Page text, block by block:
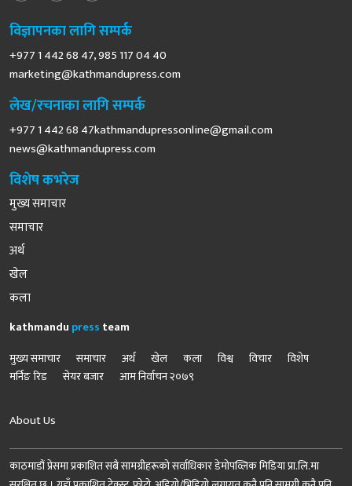
विज्ञापनका लागि सम्पर्क
+977 1 442 68 47, 985 117 04 40
marketing@kathmandupress.com
लेख/रचनाका लागि सम्पर्क
+977 1 442 68 47kathmandupressonline@gmail.com
news@kathmandupress.com
विशेष कभरेज
मुख्य समाचार
समाचार
अर्थ
खेल
कला
kathmandu press team
मुख्य समाचार
समाचार अर्थ खेल कला विश्व विचार
विशेष
मर्निङ रिड
सेयर बजार आम निर्वाचन २०७९
About Us
काठमाडौं प्रेसमा प्रकाशित सबै सामग्रीहरूको सर्वाधिकार डेमोपव्लिक मिडिया प्रा.लि.मा